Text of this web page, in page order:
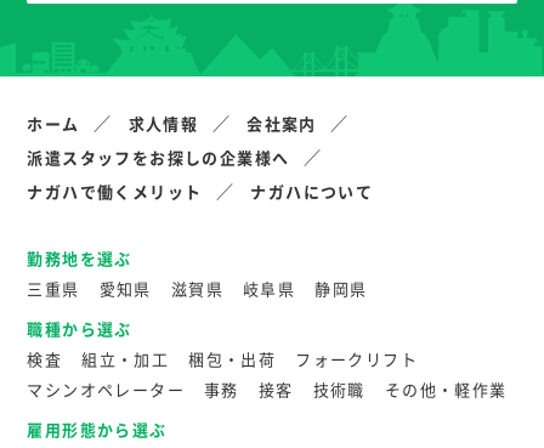
ホーム 求人情報
会社案内
派遣スタッフをお探しの企業様へ
ナガハで働くメリット
ナガハについて
勤務地を選ぶ
三重県
愛知県 滋賀県 岐阜県
静岡県
職種から選ぶ
検査
組立・加工 梱包・出荷
フォークリフト
マシンオペレーター
事務 接客 技術職
その他・軽作業
雇用形態から選ぶ